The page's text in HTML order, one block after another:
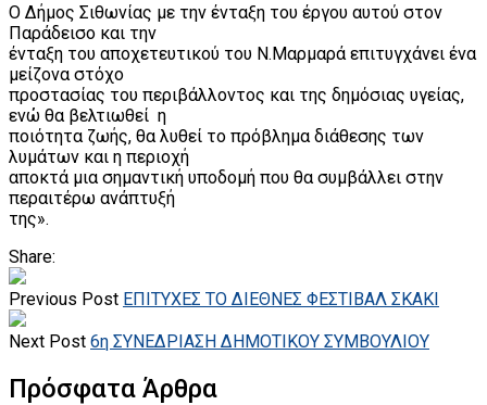
Ο Δήμος Σιθωνίας με την ένταξη του έργου αυτού στον
Παράδεισο και την
ένταξη του αποχετευτικού του Ν.Μαρμαρά επιτυγχάνει ένα
μείζονα στόχο
προστασίας του περιβάλλοντος και της δημόσιας υγείας,
ενώ θα βελτιωθεί η
ποιότητα ζωής, θα λυθεί το πρόβλημα διάθεσης των
λυμάτων και η περιοχή
αποκτά μια σημαντική υποδομή που θα συμβάλλει στην
περαιτέρω ανάπτυξή
της».
Share:
Previous Post ΕΠΙΤΥΧΕΣ ΤΟ ΔΙΕΘΝΕΣ ΦΕΣΤΙΒΑΛ ΣΚΑΚΙ
Next Post 6η ΣΥΝΕΔΡΙΑΣΗ ΔΗΜΟΤΙΚΟΥ ΣΥΜΒΟΥΛΙΟΥ
Πρόσφατα Άρθρα